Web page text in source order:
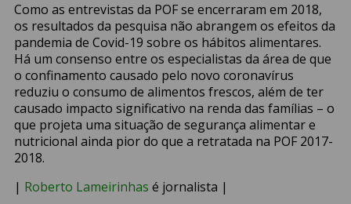
Como as entrevistas da POF se encerraram em 2018,
os resultados da pesquisa não abrangem os efeitos da
pandemia de Covid-19 sobre os hábitos alimentares.
Há um consenso entre os especialistas da área de que
o confinamento causado pelo novo coronavírus
reduziu o consumo de alimentos frescos, além de ter
causado impacto significativo na renda das famílias – o
que projeta uma situação de segurança alimentar e
nutricional ainda pior do que a retratada na POF 2017-
2018.
| Roberto Lameirinhas é jornalista |